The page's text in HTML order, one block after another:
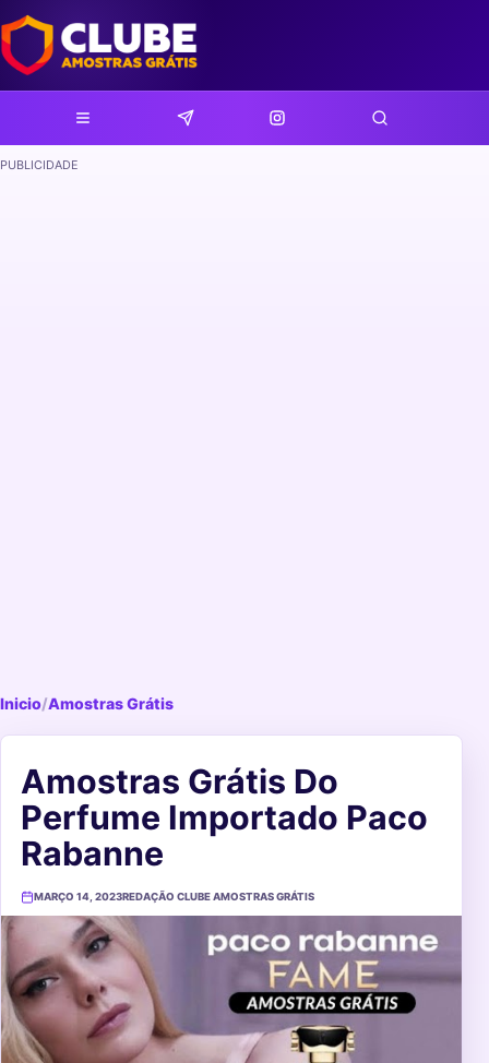
PUBLICIDADE
Inicio/Amostras Grátis
Amostras Grátis Do
Perfume Importado Paco
Rabanne
MARÇO 14, 2023REDAÇÃO CLUBE AMOSTRAS GRÁTIS